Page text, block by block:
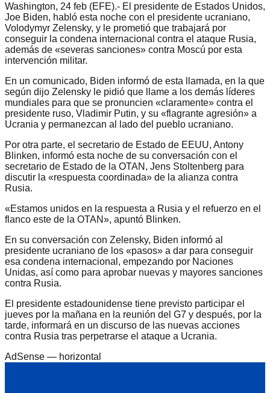
Washington, 24 feb (EFE).- El presidente de Estados Unidos,
Joe Biden, habló esta noche con el presidente ucraniano,
Volodymyr Zelensky, y le prometió que trabajará por
conseguir la condena internacional contra el ataque Rusia,
además de «severas sanciones» contra Moscú por esta
intervención militar.
En un comunicado, Biden informó de esta llamada, en la que
según dijo Zelensky le pidió que llame a los demás líderes
mundiales para que se pronuncien «claramente» contra el
presidente ruso, Vladimir Putin, y su «flagrante agresión» a
Ucrania y permanezcan al lado del pueblo ucraniano.
Por otra parte, el secretario de Estado de EEUU, Antony
Blinken, informó esta noche de su conversación con el
secretario de Estado de la OTAN, Jens Stoltenberg para
discutir la «respuesta coordinada» de la alianza contra
Rusia.
«Estamos unidos en la respuesta a Rusia y el refuerzo en el
flanco este de la OTAN», apuntó Blinken.
En su conversación con Zelensky, Biden informó al
presidente ucraniano de los «pasos» a dar para conseguir
esa condena internacional, empezando por Naciones
Unidas, así como para aprobar nuevas y mayores sanciones
contra Rusia.
El presidente estadounidense tiene previsto participar el
jueves por la mañana en la reunión del G7 y después, por la
tarde, informará en un discurso de las nuevas acciones
contra Rusia tras perpetrarse el ataque a Ucrania.
AdSense — horizontal